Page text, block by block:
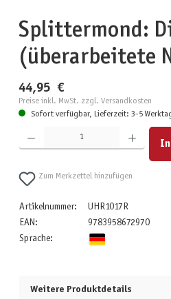
Splittermond:
(überarbeitete
44,95 €
Preise inkl. MwSt. zzgl. Versandkosten
Sofort verfügbar, Lieferzeit: 3-5
Produkt Anzahl: Gib den gewünschten Wert ein oder
In
Zum Merkzettel hinzufügen
Artikelnummer:
UHR1017R
EAN:
9783958672970
Sprache:
Weitere Produktdetails